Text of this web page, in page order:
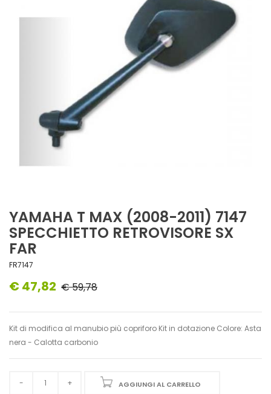
YAMAHA T MAX (2008-2011) 7147
SPECCHIETTO RETROVISORE SX
FAR
FR7147
€ 47,82 € 59,78
Kit di modifica al manubio più copriforo Kit in dotazione Colore: Asta
nera - Calotta carbonio
AGGIUNGI AL CARRELLO